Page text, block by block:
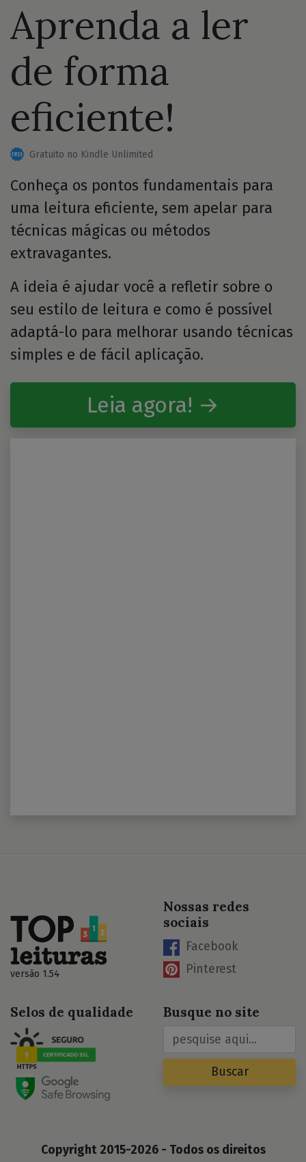
Aprenda a ler
de forma
eficiente!
Gratuito no Kindle Unlimited
Conheça os pontos fundamentais para
uma leitura eficiente, sem apelar para
técnicas mágicas ou métodos
extravagantes.
A ideia é ajudar você a refletir sobre o
seu estilo de leitura e como é possível
adaptá-lo para melhorar usando técnicas
simples e de fácil aplicação.
Leia agora! →
versão 1.54
Nossas redes
sociais
Facebook
Pinterest
Selos de qualidade Busque no site
Buscar
Copyright 2015-2026 - Todos os direitos